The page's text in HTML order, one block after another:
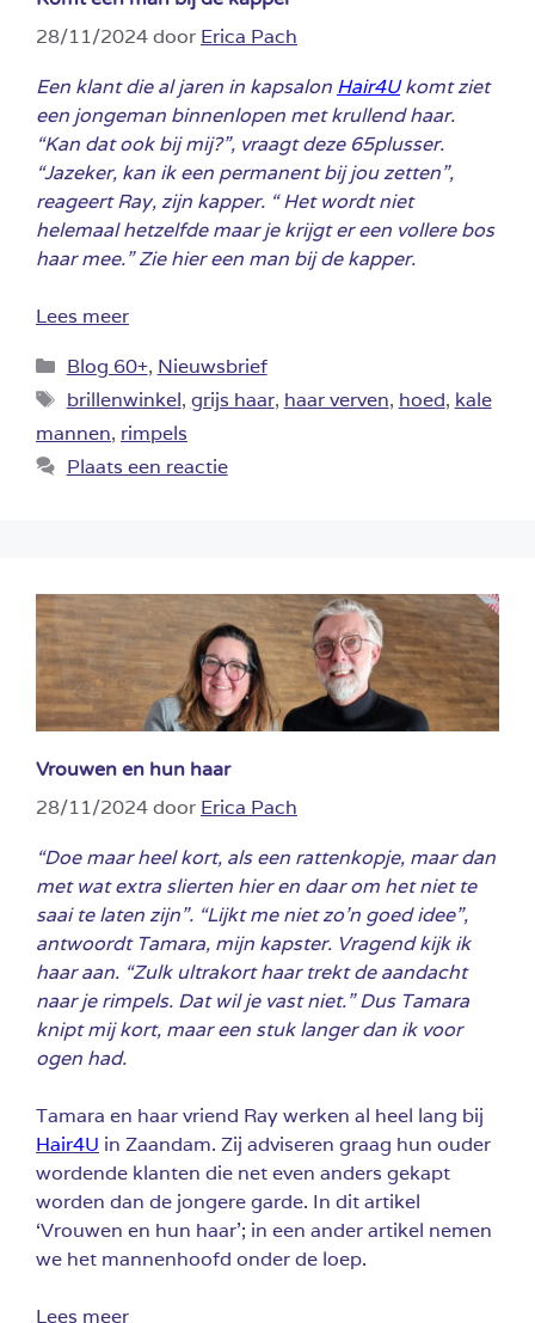
28/11/2024door Erica Pach
Een klant die al jaren in kapsalon Hair4Ukomt ziet
een jongeman binnenlopen met krullend haar.
“Kan dat ook bij mij?”, vraagt deze 65plusser.
“Jazeker, kan ik een permanent bij jou zetten”,
reageert Ray, zijn kapper. “ Het wordt niet
helemaal hetzelfde maar je krijgt er een vollere bos
haar mee.” Zie hier een man bij de kapper.
Lees meer
Categorieën
Blog 60+, Nieuwsbrief
Tags
brillenwinkel, grijs haar, haar verven, hoed, kale
mannen, rimpels
Plaats een reactie
Vrouwen en hun haar
28/11/2024door Erica Pach
“Doe maar heel kort, als een rattenkopje, maar dan
met wat extra slierten hier en daar om het niet te
saai te laten zijn”. “Lijkt me niet zo’n goed idee”,
antwoordt Tamara, mijn kapster. Vragend kijk ik
haar aan. “Zulk ultrakort haar trekt de aandacht
naar je rimpels. Dat wil je vast niet.” Dus Tamara
knipt mij kort, maar een stuk langer dan ik voor
ogen had.
Tamara en haar vriend Ray werken al heel lang bij
Hair4U in Zaandam. Zij adviseren graag hun ouder
wordende klanten die net even anders gekapt
worden dan de jongere garde. In dit artikel
‘Vrouwen en hun haar’; in een ander artikel nemen
we het mannenhoofd onder de loep.
Lees meer